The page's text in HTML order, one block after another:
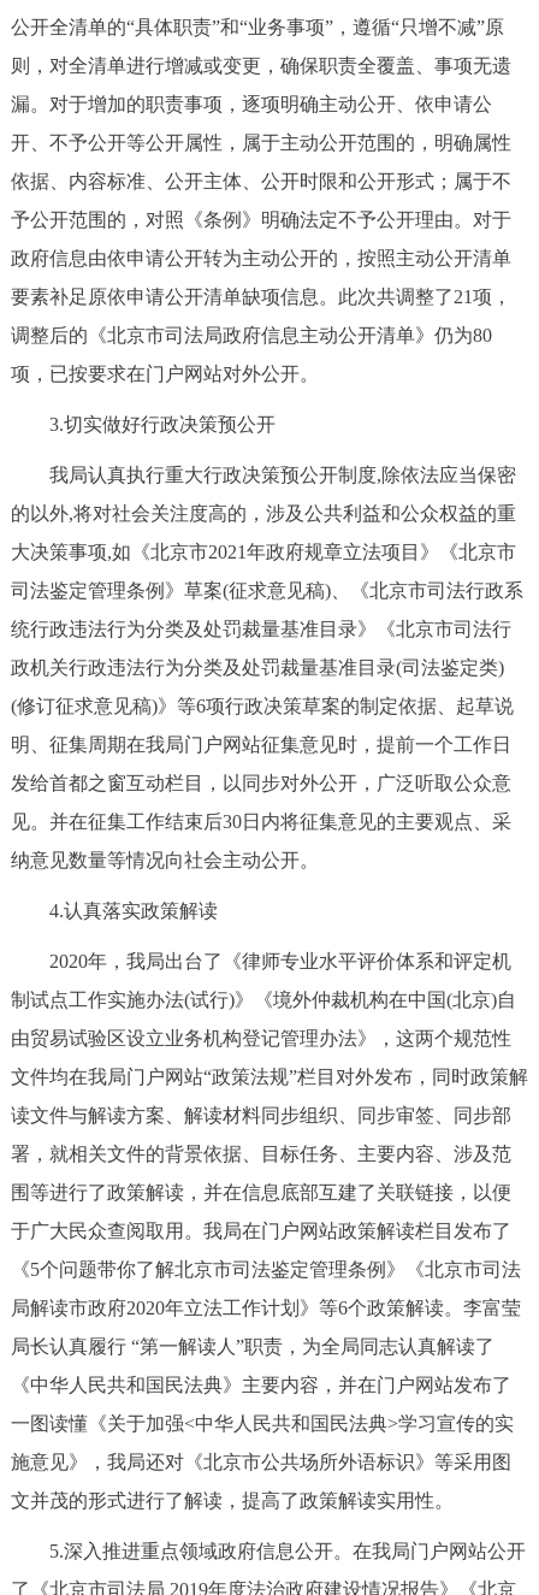
公开全清单的“具体职责”和“业务事项”，遵循“只增不减”原
则，对全清单进行增减或变更，确保职责全覆盖、事项无遗
漏。对于增加的职责事项，逐项明确主动公开、依申请公
开、不予公开等公开属性，属于主动公开范围的，明确属性
依据、内容标准、公开主体、公开时限和公开形式；属于不
予公开范围的，对照《条例》明确法定不予公开理由。对于
政府信息由依申请公开转为主动公开的，按照主动公开清单
要素补足原依申请公开清单缺项信息。此次共调整了21项，
调整后的《北京市司法局政府信息主动公开清单》仍为80
项，已按要求在门户网站对外公开。
3.切实做好行政决策预公开
我局认真执行重大行政决策预公开制度,除依法应当保密
的以外,将对社会关注度高的，涉及公共利益和公众权益的重
大决策事项,如《北京市2021年政府规章立法项目》《北京市
司法鉴定管理条例》草案(征求意见稿)、《北京市司法行政系
统行政违法行为分类及处罚裁量基准目录》《北京市司法行
政机关行政违法行为分类及处罚裁量基准目录(司法鉴定类)
(修订征求意见稿)》等6项行政决策草案的制定依据、起草说
明、征集周期在我局门户网站征集意见时，提前一个工作日
发给首都之窗互动栏目，以同步对外公开，广泛听取公众意
见。并在征集工作结束后30日内将征集意见的主要观点、采
纳意见数量等情况向社会主动公开。
4.认真落实政策解读
2020年，我局出台了《律师专业水平评价体系和评定机
制试点工作实施办法(试行)》《境外仲裁机构在中国(北京)自
由贸易试验区设立业务机构登记管理办法》，这两个规范性
文件均在我局门户网站“政策法规”栏目对外发布，同时政策解
读文件与解读方案、解读材料同步组织、同步审签、同步部
署，就相关文件的背景依据、目标任务、主要内容、涉及范
围等进行了政策解读，并在信息底部互建了关联链接，以便
于广大民众查阅取用。我局在门户网站政策解读栏目发布了
《5个问题带你了解北京市司法鉴定管理条例》《北京市司法
局解读市政府2020年立法工作计划》等6个政策解读。李富莹
局长认真履行 “第一解读人”职责，为全局同志认真解读了
《中华人民共和国民法典》主要内容，并在门户网站发布了
一图读懂《关于加强<中华人民共和国民法典>学习宣传的实
施意见》，我局还对《北京市公共场所外语标识》等采用图
文并茂的形式进行了解读，提高了政策解读实用性。
5.深入推进重点领域政府信息公开。在我局门户网站公开
了《北京市司法局 2019年度法治政府建设情况报告》《北京